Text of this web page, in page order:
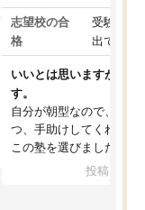
志望校の合
格
受験して
出ていな
いいとは思いますが、料
す。
自分が朝型なので、自習
つ、手助けしてくれる設
この塾を選びました。
投稿日：